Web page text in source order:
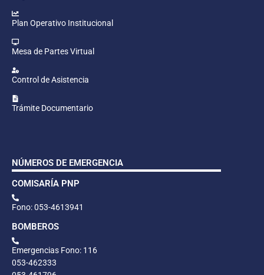
Plan Operativo Institucional
Mesa de Partes Virtual
Control de Asistencia
Trámite Documentario
NÚMEROS DE EMERGENCIA
COMISARÍA PNP
Fono: 053-4613941
BOMBEROS
Emergencias Fono: 116
053-462333